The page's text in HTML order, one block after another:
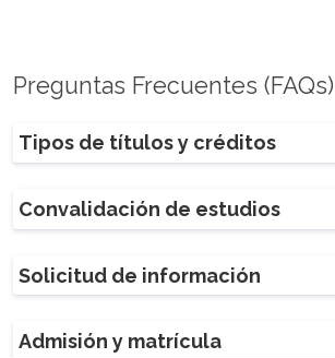
Preguntas Frecuentes (FAQs)
Tipos de títulos y créditos
Convalidación de estudios
Solicitud de información
Admisión y matrícula